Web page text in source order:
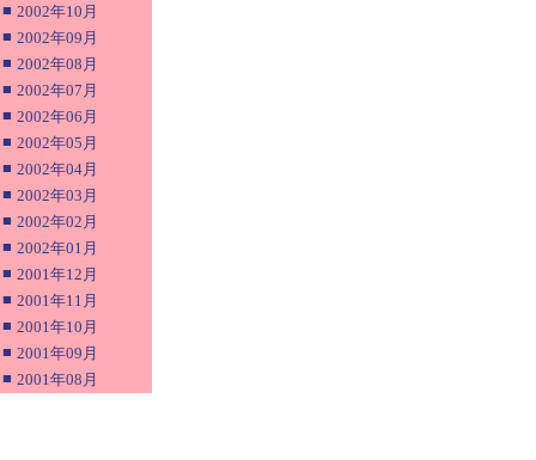
■ 2002年10月
■ 2002年09月
■ 2002年08月
■ 2002年07月
■ 2002年06月
■ 2002年05月
■ 2002年04月
■ 2002年03月
■ 2002年02月
■ 2002年01月
■ 2001年12月
■ 2001年11月
■ 2001年10月
■ 2001年09月
■ 2001年08月